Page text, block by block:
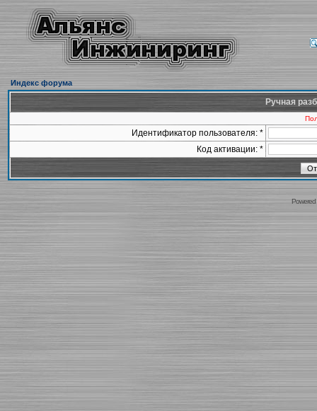
Индекс форума
Ручная
Идентификатор пользователя: *
Код активации: *